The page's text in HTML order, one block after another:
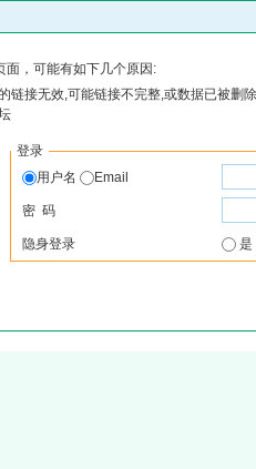
面，可能有如下几个原因:
链接无效,可能链接不完整,或数据已被删
登录
用户名
Email
密 码
隐身登录